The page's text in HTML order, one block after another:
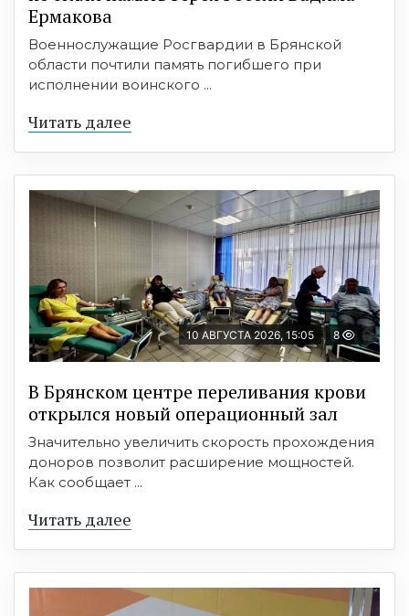
Ермакова
Военнослужащие Росгвардии в Брянской
области почтили память погибшего при
исполнении воинского ...
Читать далее
10 АВГУСТА 2026, 15:05 8
В Брянском центре переливания крови
открылся новый операционный зал
Значительно увеличить скорость прохождения
доноров позволит расширение мощностей.
Как сообщает ...
Читать далее